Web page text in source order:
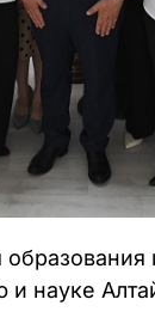
науке